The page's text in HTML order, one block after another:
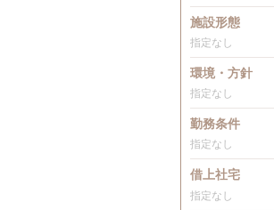
施設形態
指定なし
環境・方針
指定なし
勤務条件
指定なし
借上社宅
指定なし